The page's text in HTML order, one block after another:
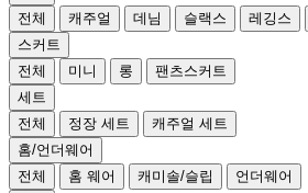
전체
캐주얼 데님 슬랙스 레깅스
스커트
전체
미니 롱
팬츠스커트
세트
전체
정장 세트
캐주얼 세트
홈/언더웨어
전체
홈 웨어 캐미솔/슬립
언더웨어